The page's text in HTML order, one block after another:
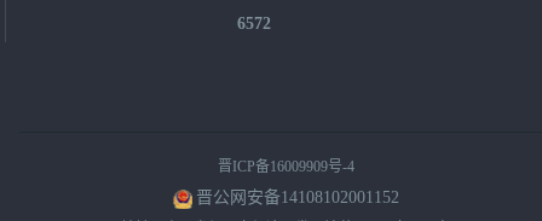
6572
晋ICP备16009909号-4
晋公网安备14108102001152